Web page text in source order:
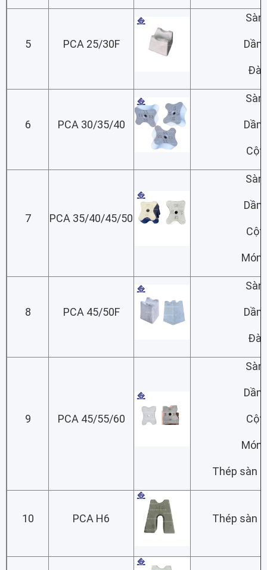
5 PCA 25/30F
Sàn
Dầm
Đà
6 PCA 30/35/40
Sàn
Dầm
Cột
7 PCA 35/40/45/50
Sàn
Dầm
Cột
8 PCA 45/50F
Sàn
Dầm
Đà
9 PCA 45/55/60
Sàn
Dầm
Cột
Thép sàn
10 PCA H6 Thép sàn